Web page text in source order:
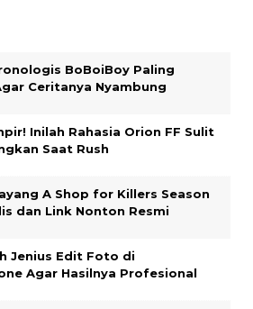
BoBoiBoy Paling
Ceritanya Nyambung
Inilah Rahasia Orion FF Sulit
Saat Rush
A Shop for Killers Season
dan Link Nonton Resmi
Jenius Edit Foto di
Agar Hasilnya Profesional